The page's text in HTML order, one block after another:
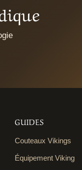
GUIDES
Couteaux Vikings
Équipement Viking